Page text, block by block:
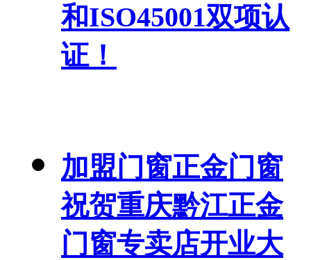
和ISO45001双项认
证！
加盟门窗正金门窗
祝贺重庆黔江正金
门窗专卖店开业大